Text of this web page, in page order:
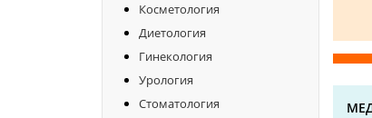
Косметология
Диетология
Гинекология
Урология
Стоматология